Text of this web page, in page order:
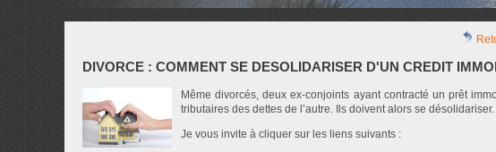
DIVORCE : COMMENT SE DESOLIDARISER D'UN CREDIT
Même divorcés, deux ex-conjoints ayant contracté un prêt
tributaires des dettes de l’autre. Ils doivent alors se désolidariser.
Je vous invite à cliquer sur les liens suivants :